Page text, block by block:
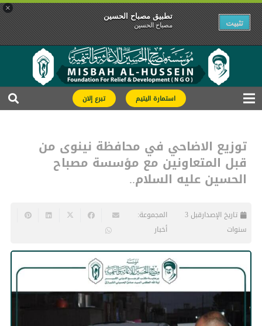
×
تطبیق مصباح الحسین
مصباح الحسین تثبیت
استمارة اليتيم تبرع إلان
توزيع الاضاحي في محافظة نينوى من
قبل المتعاونين مع مؤسسة مصباح
الحسين عليه السلام..
تاريخ الإصدار
قبل 3
سنوات
المجموعة:
أخبار